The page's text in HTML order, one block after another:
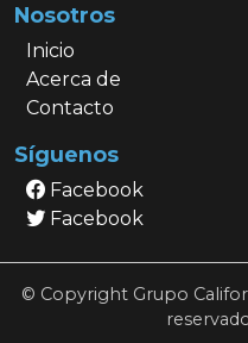
Nosotros
Inicio
Acerca de
Contacto
Síguenos
Facebook
Facebook
© Copyright Grupo